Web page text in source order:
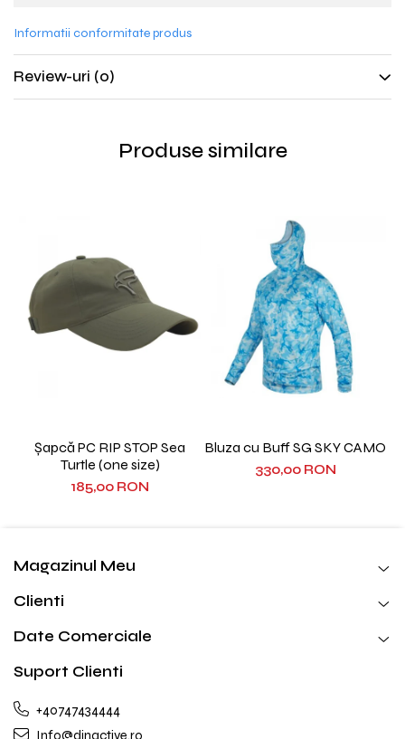
Informatii conformitate produs
Review-uri (0)
Produse similare
Șapcă PC RIP STOP Sea
Turtle (one size)
185,00 RON
Bluza cu Buff SG SKY CAMO
330,00 RON
Magazinul Meu
Clienti
Date Comerciale
Suport Clienti
+40747434444
Info@dinactive.ro